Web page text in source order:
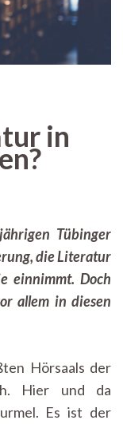
in
Tübinger
die Literatur
einnimmt. Doch
allem in diesen
Hörsaals der
Hier und da
Es ist der